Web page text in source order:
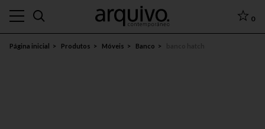
0
Página inicial Produtos Móveis Banco